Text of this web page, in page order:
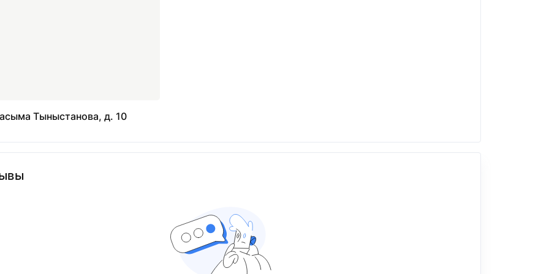
Тыныстанова, д. 10